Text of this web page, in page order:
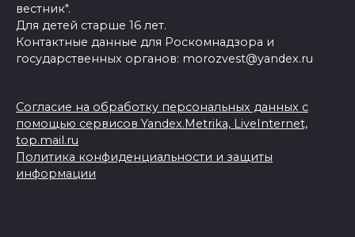
вестник".
Для детей старше 16 лет.
Контактные данные для Роскомнадзора и
государственных органов: morozvest@yandex.ru
Согласие на обработку персональных данных с
помощью сервисов Yandex.Metrika, LiveInternet,
top.mail.ru
Политика конфиденциальности и защиты
информации